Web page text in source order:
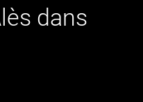
dans